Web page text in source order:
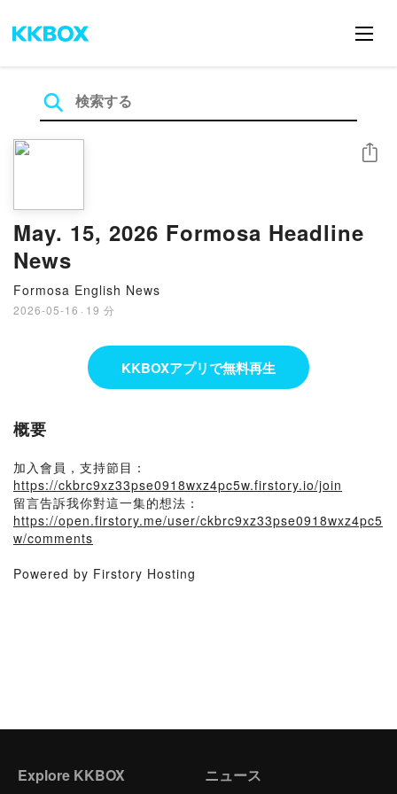
May. 15, 2026 Formosa Headline
News
Formosa English News
2026-05-16 · 19 分
シェア
KKBOXアプリで無料再生
概要
加入會員，支持節目：
https://ckbrc9xz33pse0918wxz4pc5w.firstory.io/join
留言告訴我你對這一集的想法：
https://open.firstory.me/user/ckbrc9xz33pse0918wxz4pc5
w/comments
Powered by Firstory Hosting
Explore KKBOX ニュース